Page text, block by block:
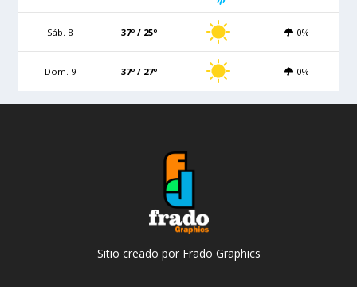
Sáb. 8 37º / 25º 0%
Dom. 9 37º / 27º 0%
Sitio creado por Frado Graphics